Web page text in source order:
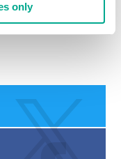
only